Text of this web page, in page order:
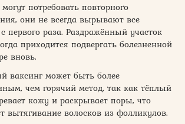
потребовать повторного
они не всегда вырывают все
первого раза. Раздражённый участок
приходится подвергать болезненной
вновь.
ваксинг может быть более
чем горячий метод, так как тёплый
кожу и раскрывает поры, что
вытягивание волосков из фолликулов.